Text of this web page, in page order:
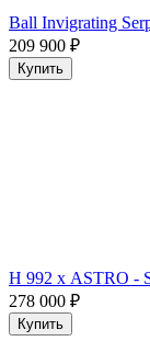
Ball Invigrating
209 900 ₽
Купить
H 992 х ASTRO -
278 000 ₽
Купить